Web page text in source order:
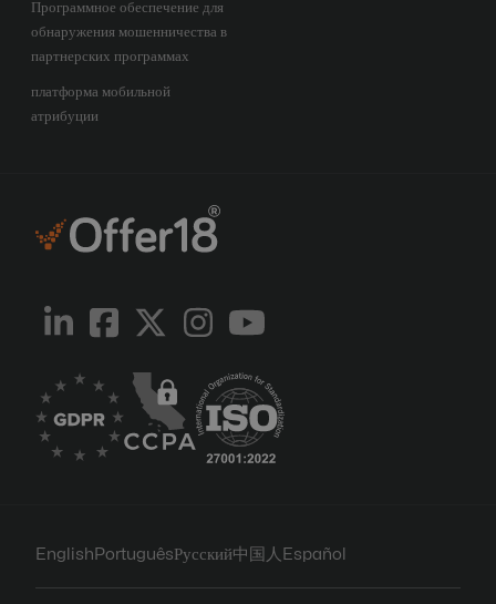
Программное обеспечение для
обнаружения мошенничества в
партнерских программах
платформа мобильной
атрибуции
English PortuguêsРусский中国人 Español